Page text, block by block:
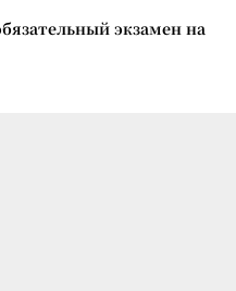
экзамен на